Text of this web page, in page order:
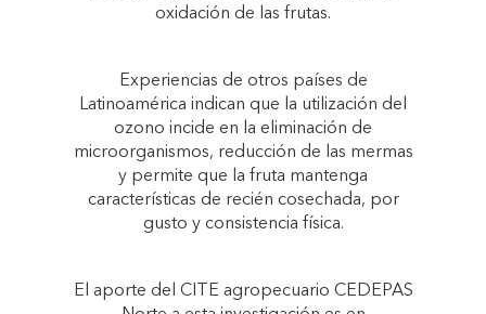
oxidación de las frutas.
Experiencias de otros países de
Latinoamérica indican que la utilización del
ozono incide en la eliminación de
microorganismos, reducción de las mermas
y permite que la fruta mantenga
características de recién cosechada, por
gusto y consistencia física.
El aporte del CITE agropecuario CEDEPAS